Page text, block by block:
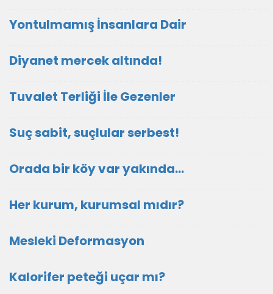
Yontulmamış İnsanlara Dair
Diyanet mercek altında!
Tuvalet Terliği İle Gezenler
Suç sabit, suçlular serbest!
Orada bir köy var yakında...
Her kurum, kurumsal mıdır?
Mesleki Deformasyon
Kalorifer peteği uçar mı?